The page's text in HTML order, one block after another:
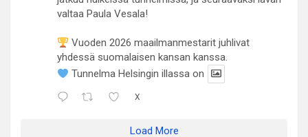
valtaa Paula Vesala!
Vuoden 2026 maailmanmestarit juhlivat
yhdessä suomalaisen kansan kanssa.
Tunnelma Helsingin illassa on
X
Load More